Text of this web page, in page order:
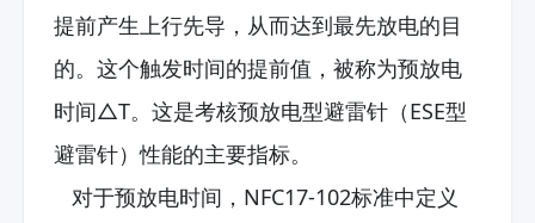
提前产生上行先导，从而达到最先放电的目
的。这个触发时间的提前值，被称为预放电
时间△T。这是考核预放电型避雷针（ESE型
避雷针）性能的主要指标。
对于预放电时间，NFC17-102标准中定义